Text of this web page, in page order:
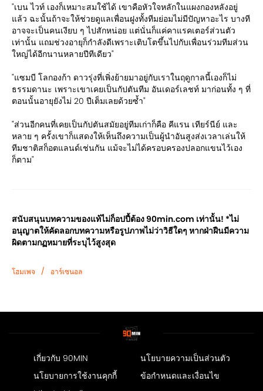
"เบน ไวท์ เองก็เหมาะสมใช้ได้ เขาคือหัวใจหลักในแผงกองหลังอยู่
แล้ว ฉะนั้นถ้าจะให้ช่วยดูแลเพื่อนฝูงทั้งทีมย่อมไม่มีปัญหาอะไร บางที
อาจจะเป็นคนเงียบ ๆ ไปสักหน่อย แต่นั่นก็แค่คาแรคเตอร์ส่วนตัว
เท่านั้น แถมช่วงอายุก็กำลังดีเพราะเติบโตขึ้นไปกับเพื่อนร่วมทีมส่วน
ใหญ่ได้อีกนานหลายปีทีเดียว"
"แซมบี โลกองก้า ดาวรุ่งที่เพิ่งย้ายมาอยู่กับเราในฤดูกาลนี้เองก็ไม่
ธรรมดานะ เพราะเขาเคยเป็นกัปตันทีม อันเดอร์เลชท์ มาก่อนทั้ง ๆ ที่
ตอนนั้นอายุยังไม่ 20 ปีเต็มเลยด้วยซ้ำ"
"ส่วนอีกคนที่เคยเป็นกัปตันสมัยอยู่ทีมเก่าก็คือ คีแรน เทียร์นีย์ และ
หลาย ๆ ครั้งเขาก็แสดงให้เห็นถึงความเป็นผู้นำอันสูงส่งเวลาเล่นให้
ทีมชาติสก็อตแลนด์เช่นกัน แม้จะไม่ได้ครอบครองปลอกแขนไว้เอง
ก็ตาม"
สนับสนุนบทความของแท้ไม่ก็อปปี้ต้อง 90min.com เท่านั้น! *ไม่
อนุญาตให้คัดลอกบทความหรือรูปภาพไม่ว่าวิธีใดๆ หากฝ่าฝืนมีความ
ผิดตามกฏหมายที่ระบุไว้สูงสุด
โฮมเพจ / อาร์เซนอล
เกี่ยวกับ 90MIN
นโยบายความเป็นส่วนตัว
นโยบายการใช้งานคุกกี้
ข้อกำหนดและเงื่อนไข